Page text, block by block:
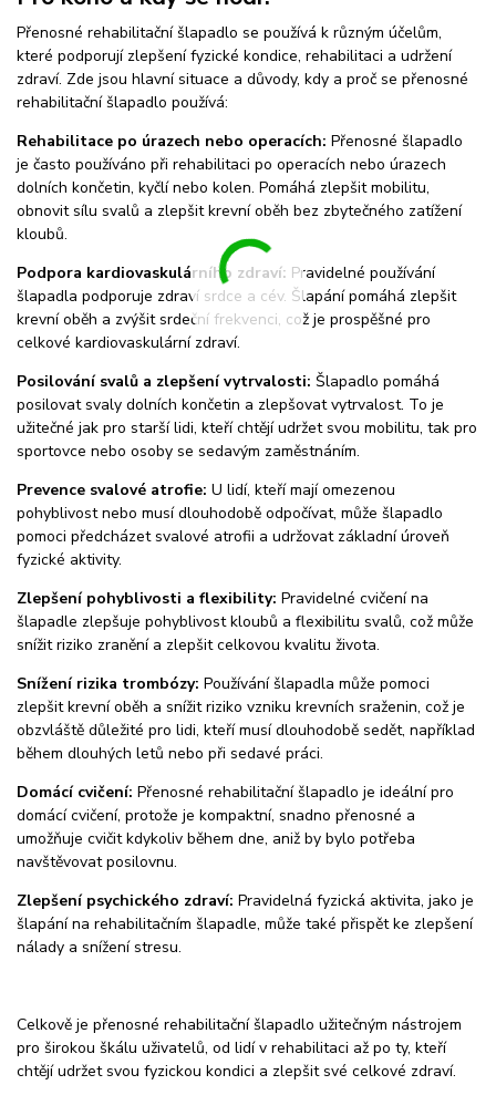
Přenosné rehabilitační šlapadlo se používá k různým účelům,
které podporují zlepšení fyzické kondice, rehabilitaci a udržení
zdraví. Zde jsou hlavní situace a důvody, kdy a proč se přenosné
rehabilitační šlapadlo používá:
Rehabilitace po úrazech nebo operacích: Přenosné šlapadlo
je často používáno při rehabilitaci po operacích nebo úrazech
dolních končetin, kyčlí nebo kolen. Pomáhá zlepšit mobilitu,
obnovit sílu svalů a zlepšit krevní oběh bez zbytečného zatížení
kloubů.
Podpora kardiovaskulárního zdraví: Pravidelné používání
šlapadla podporuje zdraví srdce a cév. Šlapání pomáhá zlepšit
krevní oběh a zvýšit srdeční frekvenci, což je prospěšné pro
celkové kardiovaskulární zdraví.
Posilování svalů a zlepšení vytrvalosti: Šlapadlo pomáhá
posilovat svaly dolních končetin a zlepšovat vytrvalost. To je
užitečné jak pro starší lidi, kteří chtějí udržet svou mobilitu, tak pro
sportovce nebo osoby se sedavým zaměstnáním.
Prevence svalové atrofie: U lidí, kteří mají omezenou
pohyblivost nebo musí dlouhodobě odpočívat, může šlapadlo
pomoci předcházet svalové atrofii a udržovat základní úroveň
fyzické aktivity.
Zlepšení pohyblivosti a flexibility: Pravidelné cvičení na
šlapadle zlepšuje pohyblivost kloubů a flexibilitu svalů, což může
snížit riziko zranění a zlepšit celkovou kvalitu života.
Snížení rizika trombózy: Používání šlapadla může pomoci
zlepšit krevní oběh a snížit riziko vzniku krevních sraženin, což je
obzvláště důležité pro lidi, kteří musí dlouhodobě sedět, například
během dlouhých letů nebo při sedavé práci.
Domácí cvičení: Přenosné rehabilitační šlapadlo je ideální pro
domácí cvičení, protože je kompaktní, snadno přenosné a
umožňuje cvičit kdykoliv během dne, aniž by bylo potřeba
navštěvovat posilovnu.
Zlepšení psychického zdraví: Pravidelná fyzická aktivita, jako je
šlapání na rehabilitačním šlapadle, může také přispět ke zlepšení
nálady a snížení stresu.
Celkově je přenosné rehabilitační šlapadlo užitečným nástrojem
pro širokou škálu uživatelů, od lidí v rehabilitaci až po ty, kteří
chtějí udržet svou fyzickou kondici a zlepšit své celkové zdraví.